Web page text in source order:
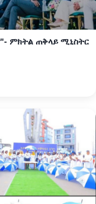
ምክትል ጠቅላይ ሚኒስትር